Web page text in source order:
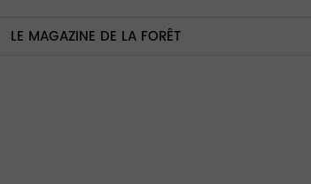
LE MAGAZINE DE LA FORÊT